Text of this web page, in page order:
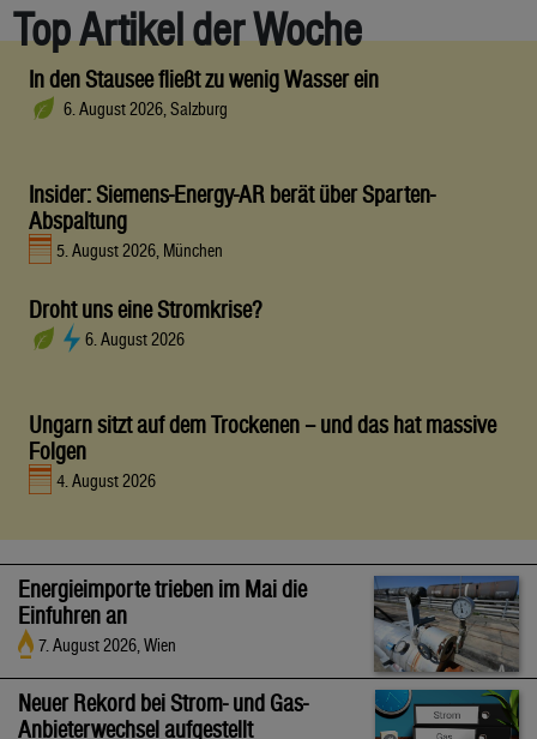
Top Artikel der Woche
In den Stausee fließt zu wenig Wasser ein
6. August 2026, Salzburg
Insider: Siemens-Energy-AR berät über Sparten-
Abspaltung
5. August 2026, München
Droht uns eine Stromkrise?
6. August 2026
Ungarn sitzt auf dem Trockenen – und das hat massive
Folgen
4. August 2026
Energieimporte trieben im Mai die
Einfuhren an
7. August 2026, Wien
Neuer Rekord bei Strom- und Gas-
Anbieterwechsel aufgestellt